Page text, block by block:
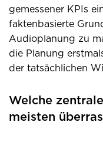
gemessener KPIs
faktenbasierte
Audioplanung zu
die Planung
der tatsächlichen
Welche
meisten